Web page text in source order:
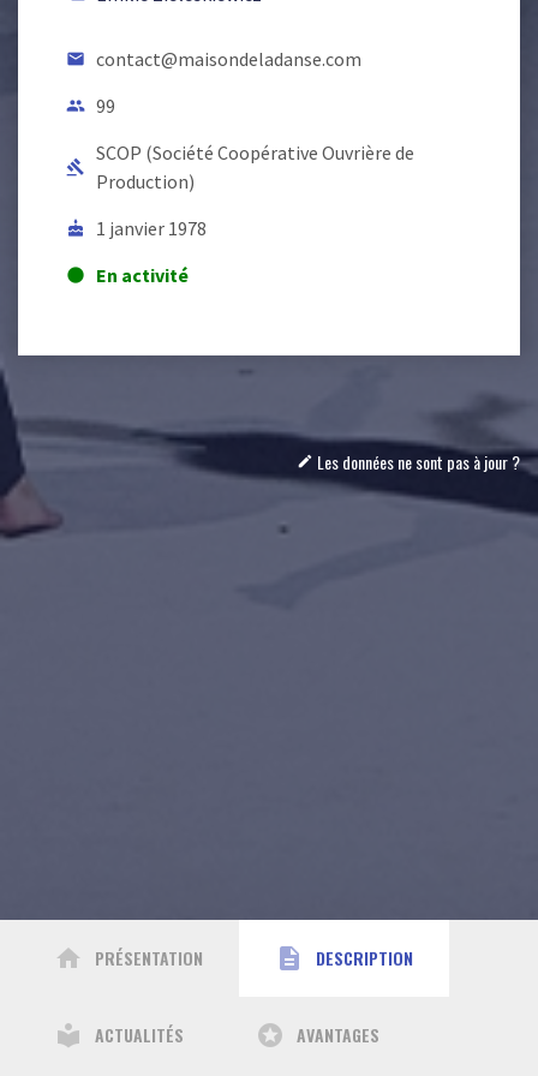
email contact@maisondeladanse.com
people 99
gavel
SCOP (Société Coopérative Ouvrière de
Production)
cake 1 janvier 1978
lens En activité
mode_edit Les données ne sont pas à jour ?
home PRÉSENTATION description DESCRIPTION
local_library ACTUALITÉS stars AVANTAGES